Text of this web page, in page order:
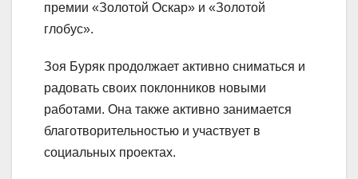
премии «Золотой Оскар» и «Золотой
глобус».
Зоя Буряк продолжает активно сниматься и
радовать своих поклонников новыми
работами. Она также активно занимается
благотворительностью и участвует в
социальных проектах.